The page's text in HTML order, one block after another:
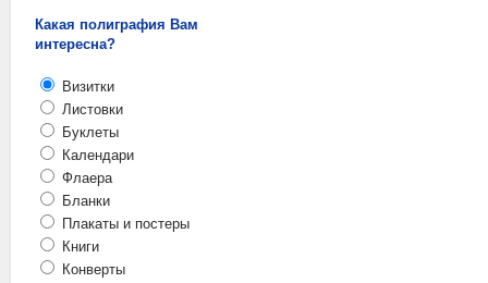
Какая полиграфия Вам
интересна?
Визитки
Листовки
Буклеты
Календари
Флаера
Бланки
Плакаты и постеры
Книги
Конверты